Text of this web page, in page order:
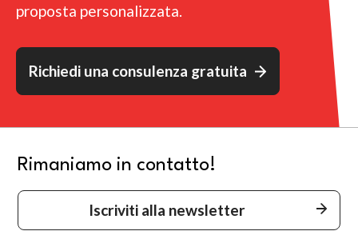
proposta personalizzata.
Richiedi una consulenza gratuita
Rimaniamo in contatto!
Iscriviti alla newsletter